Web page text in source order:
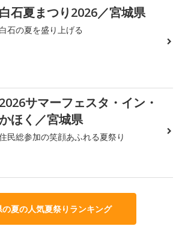
白石夏まつり2026／宮城県
白石の夏を盛り上げる
2026サマーフェスタ・イン・
ほく／宮城県
民総参加の笑顔あふれる夏祭り
の夏の人気夏祭りランキング